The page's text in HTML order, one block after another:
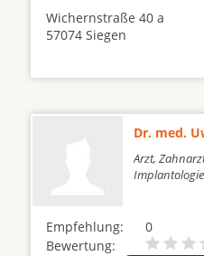
Wichernstraße 40 a
57074 Siegen
Dr. med.
Arzt,
Implantologie
Empfehlung:
0
Bewertung: